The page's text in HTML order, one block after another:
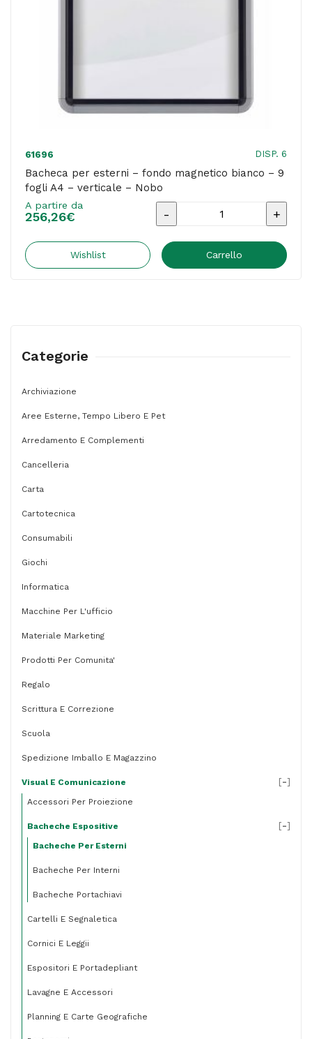
61696 DISP. 6
Bacheca per esterni – fondo magnetico bianco – 9
fogli A4 – verticale – Nobo
A partire da
256,26€
Bacheca
esterni
A4
Wishlist Carrello
Categorie
Archiviazione
Aree Esterne, Tempo Libero E Pet
Arredamento E Complementi
Cancelleria
Carta
Cartotecnica
Consumabili
Giochi
Informatica
Macchine Per L'ufficio
Materiale Marketing
Prodotti Per Comunita'
Regalo
Scrittura E Correzione
Scuola
Spedizione Imballo E Magazzino
Visual E Comunicazione
Accessori Per Proiezione
Bacheche Espositive
Bacheche Per Esterni
Bacheche Per Interni
Bacheche Portachiavi
[-]
Cartelli E Segnaletica
Cornici E Leggii
Espositori E Portadepliant
Lavagne E Accessori
Planning E Carte Geografiche
[-]